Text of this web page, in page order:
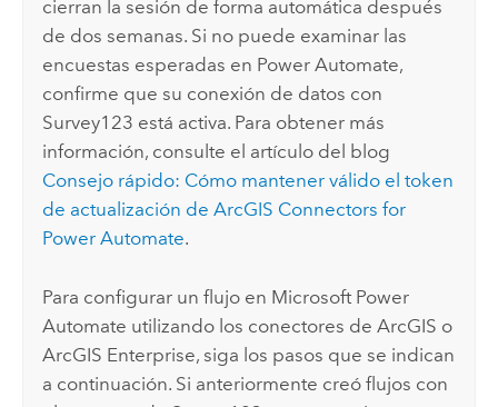
cierran la sesión de forma automática después
de dos semanas. Si no puede examinar las
encuestas esperadas en Power Automate,
confirme que su conexión de datos con
Survey123 está activa. Para obtener más
información, consulte el artículo del blog
Consejo rápido: Cómo mantener válido el token
de actualización de ArcGIS Connectors for
Power Automate.
Para configurar un flujo en Microsoft Power
Automate utilizando los conectores de ArcGIS o
ArcGIS Enterprise, siga los pasos que se indican
a continuación. Si anteriormente creó flujos con